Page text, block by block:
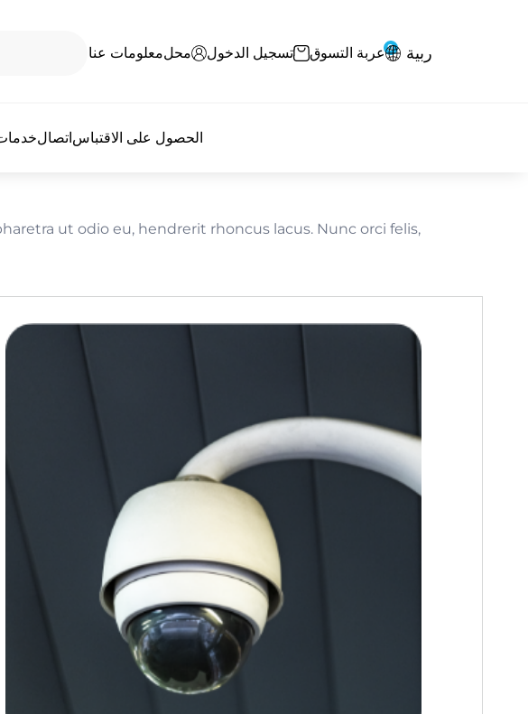
معلومات عنامحل تسجيل الدخول 0عربة التسوق ربية
اتصالالحصول على الاقتباس
ut odio eu, hendrerit rhoncus lacus. Nunc orci felis,